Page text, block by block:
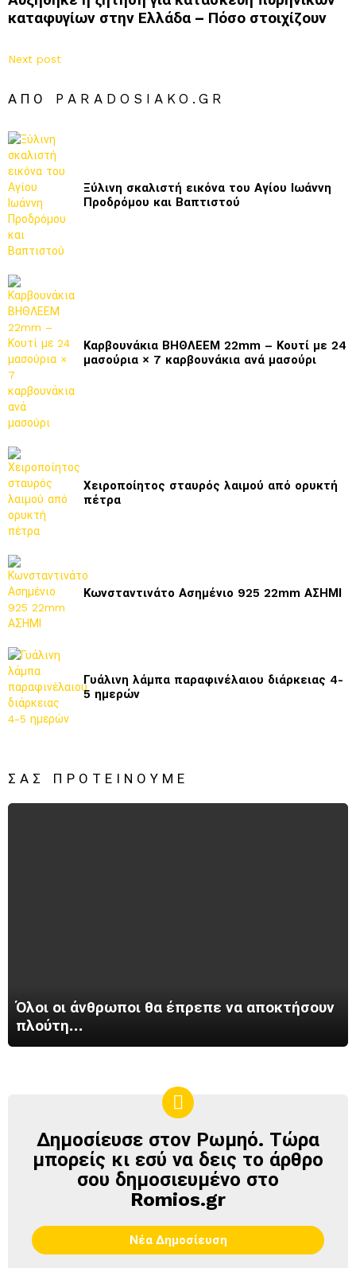
καταφυγίων στην Ελλάδα – Πόσο στοιχίζουν
Next post
ΑΠΌ PARADOSIAKO.GR
Ξύλινη σκαλιστή εικόνα του Αγίου Ιωάννη
Προδρόμου και Βαπτιστού
Καρβουνάκια ΒΗΘΛΕΕΜ 22mm – Κουτί με 24
μασούρια × 7 καρβουνάκια ανά μασούρι
Χειροποίητος σταυρός λαιμού από ορυκτή
πέτρα
Κωνσταντινάτο Ασημένιο 925 22mm ΑΣΗΜΙ
Γυάλινη λάμπα παραφινέλαιου διάρκειας 4-
5 ημερών
ΣΑΣ ΠΡΟΤΕΊΝΟΥΜΕ
Όλοι οι άνθρωποι θα έπρεπε να αποκτήσουν
πλούτη…
ΔΗΜΟΣΊΕΥΣΕ
ΣΤΟΝ
ΡΩΜΗΌ
Δημοσίευσε στον Ρωμηό. Τώρα
μπορείς κι εσύ να δεις το άρθρο
σου δημοσιευμένο στο
Romios.gr
Νέα Δημοσίευση